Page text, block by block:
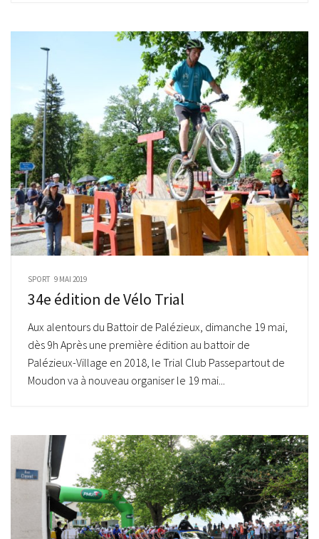
SPORT 9 MAI 2019
34e édition de Vélo Trial
Aux alentours du Battoir de Palézieux, dimanche 19 mai,
dès 9h Après une première édition au battoir de
Palézieux-Village en 2018, le Trial Club Passepartout de
Moudon va à nouveau organiser le 19 mai...